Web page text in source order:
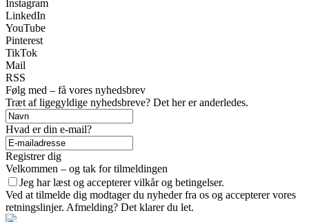
Instagram
LinkedIn
YouTube
Pinterest
TikTok
Mail
RSS
Følg med – få vores nyhedsbrev
Træt af ligegyldige nyhedsbreve? Det her er anderledes.
Hvad er din e-mail?
Registrer dig
Velkommen – og tak for tilmeldingen
Jeg har læst og accepterer vilkår og betingelser.
Ved at tilmelde dig modtager du nyheder fra os og accepterer vores
retningslinjer. Afmelding? Det klarer du let.